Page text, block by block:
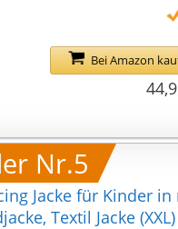
bietet maximalen
Komfort und
Es ist einfach unter
zu tragen, gut für
Frühling, Sommer,
Herbst und Winter.
Fit für 4-15 Jahre alte
Bei Amazon
Nr.5
Jacke für Kinder in
Textil Jacke (XXL)